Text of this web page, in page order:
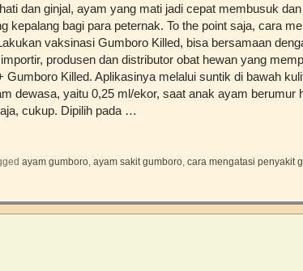
dan ginjal, ayam yang mati jadi cepat membusuk
kepalang bagi para peternak. To the point saja, cara
vaksinasi Gumboro Killed, bisa bersamaan
produsen dan distributor obat hewan yang
Gumboro Killed. Aplikasinya melalui suntik di bawah
dewasa, yaitu 0,25 ml/ekor, saat anak ayam berumur
cukup. Dipilih pada …
ayam gumboro ayam sakit gumboro cara mengatasi penyakit